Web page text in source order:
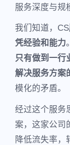
服务深度与规
我们知道，CS
凭经验和能力。
只有做到一行
解决服务方案
模化的矛盾。
经过这个服务
案，这家公司
降低流失率，